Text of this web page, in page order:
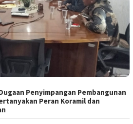
Penyimpangan Pembangunan
Peran Koramil dan